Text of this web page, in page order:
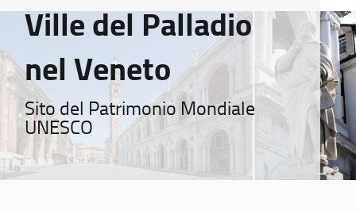
Ville del Palladio
nel Veneto
Sito del Patrimonio Mondiale
UNESCO